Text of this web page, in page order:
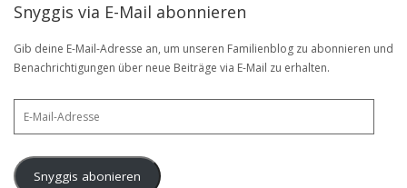
Snyggis via E-Mail abonnieren
Gib deine E-Mail-Adresse an, um unseren Familienblog zu abonnieren und
Benachrichtigungen über neue Beiträge via E-Mail zu erhalten.
Snyggis abonieren